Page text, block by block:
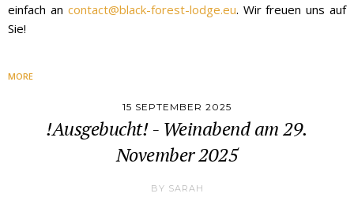
einfach an contact@black-forest-lodge.eu. Wir freuen uns auf
Sie!
MORE
15 SEPTEMBER 2025
!Ausgebucht! - Weinabend am 29.
November 2025
BY SARAH